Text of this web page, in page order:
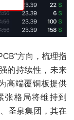
方向，梳理指
的持续性，未来
高端覆铜板提供
张格局将维持到
圣泉集团，其在